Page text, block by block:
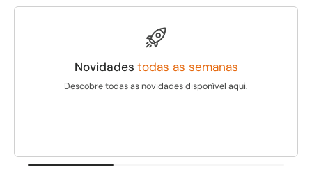
Novidades todas as semanas
Descobre todas as novidades disponível aqui.